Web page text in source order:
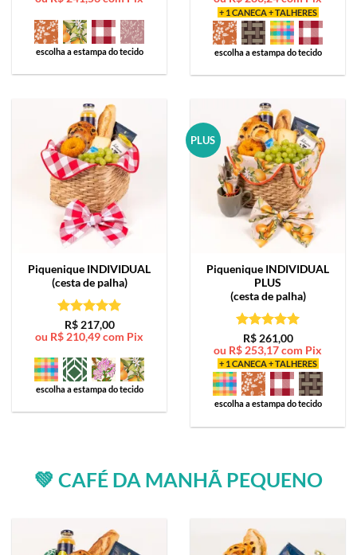
escolha a estampa do tecido
+ 1 CANECA + TALHERES
escolha a estampa do tecido
Piquenique INDIVIDUAL
(cesta de palha)
Avaliação5
de 5
R$217,00
ou R$ 210,49com Pix
escolha a estampa do tecido
PLUS
Piquenique INDIVIDUAL
PLUS
(cesta de palha)
Avaliação5
de 5
R$261,00
ou R$ 253,17com Pix
+ 1 CANECA + TALHERES
escolha a estampa do tecido
💚 CAFÉ DA MANHÃ PEQUENO